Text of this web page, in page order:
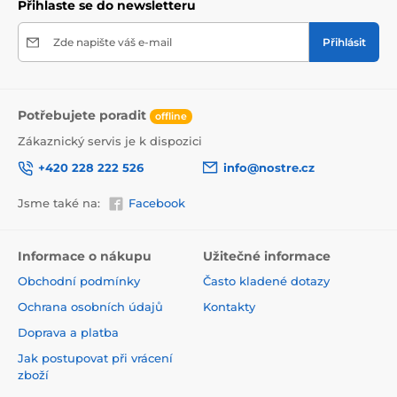
Použitá tisková metoda je ekologická, a proto jsou
přísné normy a mají VOC i GREENGUARD GOLD
certifikaci. Navíc jsou bez obsahu PVC a lepidlo je na
Přihlaste se do newsletteru
Zde napište váš e-mail Přihlásit
Potřebujete poradit offline
Zákaznický servis je k dispozici
+420 228 222 526
info@nostre.cz
Jsme také na: Facebook
Informace o nákupu
Obchodní podmínky
Ochrana osobních údajů
Doprava a platba
Jak postupovat při vrácení
zboží
Užitečné informace
Často kladené dotazy
Kontakty